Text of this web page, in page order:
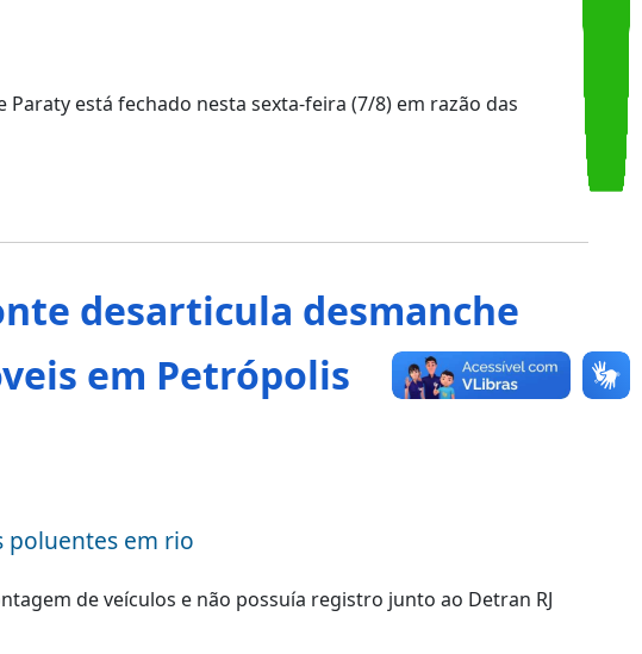
Paraty está fechado nesta sexta-feira (7/8) em razão das
desarticula desmanche
em Petrópolis
poluentes em rio
de veículos e não possuía registro junto ao Detran RJ